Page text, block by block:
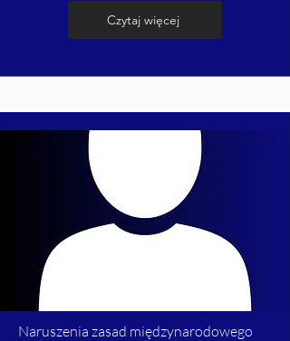
Czytaj więcej
Naruszenia zasad międzynarodowego